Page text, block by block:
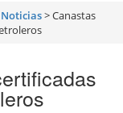
Noticias>Canastas